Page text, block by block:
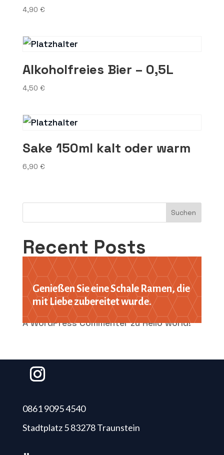
4,90 €
Alkoholfreies Bier – 0,5L
4,50 €
Sake 150ml kalt oder warm
6,90 €
Suchen
Recent Posts
Hello world!
Recent Comments
A WordPress CommenterzuHello world!
Genießen Sie eine Schale Ramen, die
mit Liebe zubereitet wurde.
0861 9095 4540
Stadtplatz 5 83278 Traunstein